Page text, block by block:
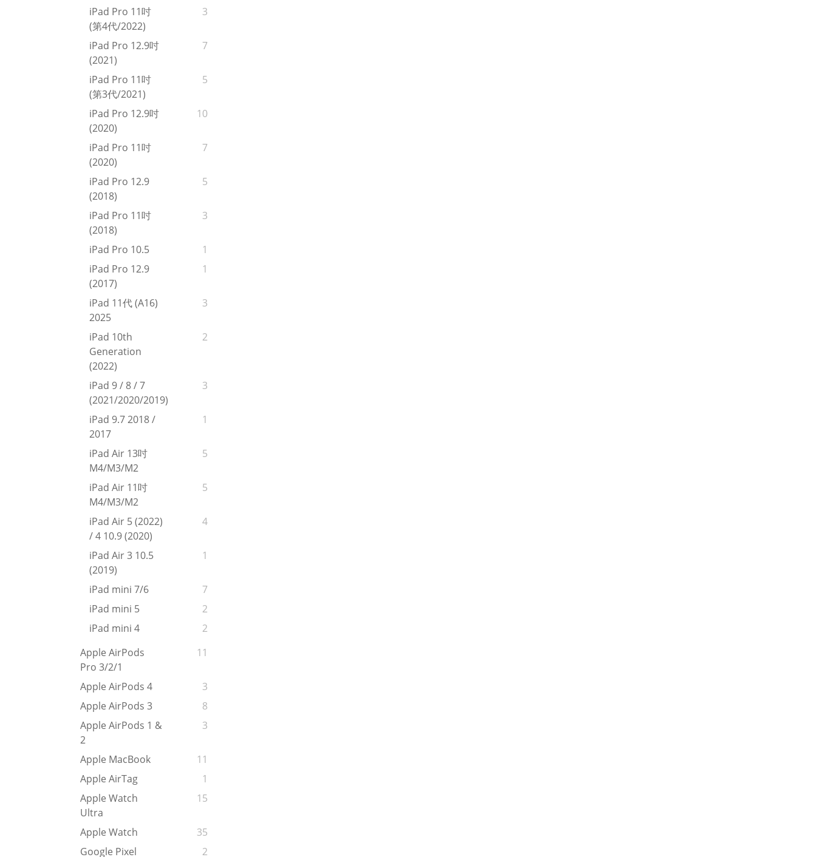
iPad Pro 11吋
(第4代/2022)
3
iPad Pro 12.9吋
(2021)
7
iPad Pro 11吋
(第3代/2021)
5
iPad Pro 12.9吋
(2020)
10
iPad Pro 11吋
(2020)
7
iPad Pro 12.9
(2018)
5
iPad Pro 11吋
(2018)
3
iPad Pro 10.5
1
iPad Pro 12.9
(2017)
1
iPad 11代 (A16)
2025
3
iPad 10th
Generation
(2022)
2
iPad 9 / 8 / 7
(2021/2020/2019)
3
iPad 9.7 2018 /
2017
1
iPad Air 13吋
M4/M3/M2
5
iPad Air 11吋
M4/M3/M2
5
iPad Air 5 (2022)
/ 4 10.9 (2020)
4
iPad Air 3 10.5
(2019)
1
iPad mini 7/6
7
iPad mini 5
2
iPad mini 4
2
Apple AirPods
Pro 3/2/1
11
Apple AirPods 4
3
Apple AirPods 3
8
Apple AirPods 1 &
2
3
Apple MacBook
11
Apple AirTag
1
Apple Watch
Ultra
15
Apple Watch
35
Google Pixel
2